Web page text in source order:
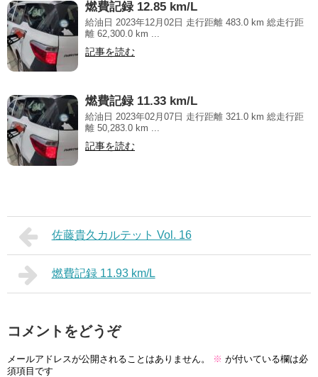
燃費記録 12.85 km/L
給油日 2023年12月02日 走行距離 483.0 km 総走行距
離 62,300.0 km ...
記事を読む
燃費記録 11.33 km/L
給油日 2023年02月07日 走行距離 321.0 km 総走行距
離 50,283.0 km ...
記事を読む
佐藤貴久カルテット Vol. 16
燃費記録 11.93 km/L
コメントをどうぞ
メールアドレスが公開されることはありません。 ※ が付いている欄は必
須項目です